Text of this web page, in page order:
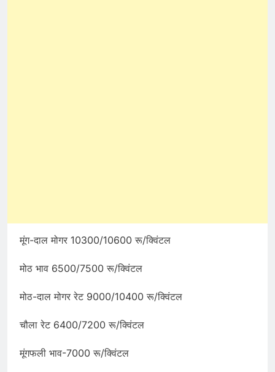
मूंग-दाल मोगर 10300/10600 रू/क्विंटल
मोठ भाव 6500/7500 रू/क्विंटल
मोठ-दाल मोगर रेट 9000/10400 रू/क्विंटल
चौला रेट 6400/7200 रू/क्विंटल
मूंगफली भाव-7000 रू/क्विंटल